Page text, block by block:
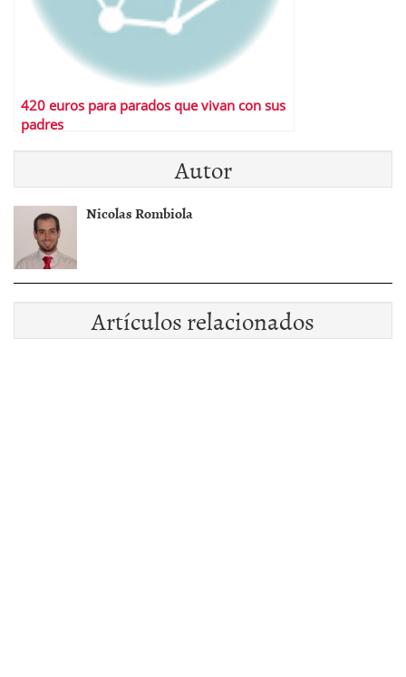
420 euros para parados que vivan con sus
padres
Autor
Nicolas Rombiola
Artículos relacionados